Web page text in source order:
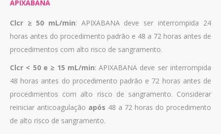
APIXABANA
Clcr ≥ 50 mL/min: APIXABANA deve ser interrompida 24
horas antes do procedimento padrão e 48 a 72 horas antes de
procedimentos com alto risco de sangramento.
Clcr < 50 e ≥ 15 mL/min: APIXABANA deve ser interrompida
48 horas antes do procedimento padrão e 72 horas antes de
procedimentos com alto risco de sangramento. Considerar
reiniciar anticoagulação após 48 a 72 horas do procedimento
de alto risco de sangramento.